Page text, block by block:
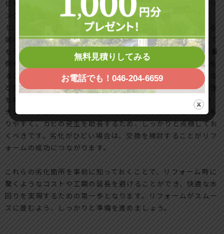
ビや腐食の原因となります。特にタイルの目地部分や、シーリ
ング材の劣化具合を確認することは大切です。これらが傷む
と、水が漏れ、下階に影響を及ぼすこともあります。施工する
前にしっかりとチェックし、不安がある部分は施工業者に見て
もらうと安心です。 さらに、キャビネットや収納スペースの裏
側も忘れてはいけません。ここでは水が溜まったり湿気がこも
ることが多く、腐食やカビの原因となります。特に調理器具な
どを置いているキッチンでは、深刻な劣化が起きている可能性
もあるため、必ず確認が必要です。 最後に、窓や換気設備の
チェックも重要です。これらが劣化している場合、湿気がこも
りやすく、カビの発生を助長するため、しっかりと点検してお
くべきです。劣化がひどい場合は、交換を検討することがリフ
ォームの成功につながります。
これらの劣化箇所を事前に知っておくことで、リフォーム時に
驚くようなコストや工期の延長を避けることができ、快適な水
回りを実現するための第一歩となります。リフォームがスムー
ズに進むよう、しっかりと準備を進めましょう。
無料見積りしてみる
お電話でも！046-204-6659